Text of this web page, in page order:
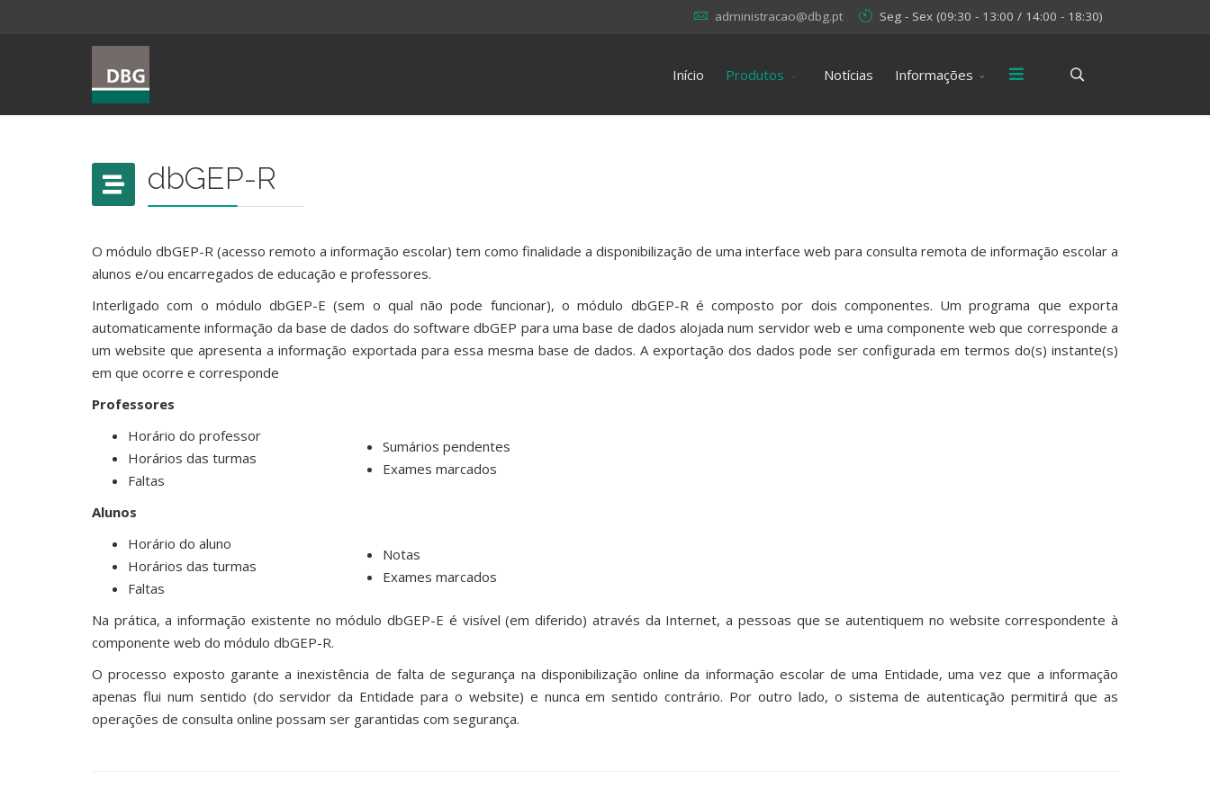
administracao@dbg.pt Seg - Sex (09:30 - 13:00 / 14:00 - 18:30)
Início Produtos Notícias Informações
dbGEP-R
O módulo dbGEP-R (acesso remoto a informação escolar) tem como finalidade a disponibilização de uma interface web para consulta remota de informação escolar a
alunos e/ou encarregados de educação e professores.
Interligado com o módulo dbGEP-E (sem o qual não pode funcionar), o módulo dbGEP-R é composto por dois componentes. Um programa que exporta
automaticamente informação da base de dados do software dbGEP para uma base de dados alojada num servidor web e uma componente web que corresponde a
um website que apresenta a informação exportada para essa mesma base de dados. A exportação dos dados pode ser configurada em termos do(s) instante(s)
em que ocorre e corresponde
Professores
Horário do professor
Horários das turmas
Faltas
Sumários pendentes
Exames marcados
Alunos
Horário do aluno
Horários das turmas
Faltas
Notas
Exames marcados
Na prática, a informação existente no módulo dbGEP-E é visível (em diferido) através da Internet, a pessoas que se autentiquem no website correspondente à
componente web do módulo dbGEP-R.
O processo exposto garante a inexistência de falta de segurança na disponibilização online da informação escolar de uma Entidade, uma vez que a informação
apenas flui num sentido (do servidor da Entidade para o website) e nunca em sentido contrário. Por outro lado, o sistema de autenticação permitirá que as
operações de consulta online possam ser garantidas com segurança.